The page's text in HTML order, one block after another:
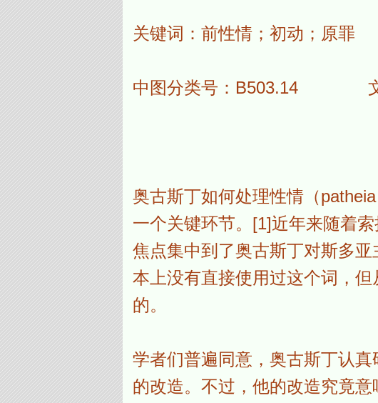
关键词：前性情；初动；原罪
中图分类号：B503.14 文
奥古斯丁如何处理性情（
一个关键环节。[1]近年来随着
焦点集中到了奥古斯丁对斯多亚
本上没有直接使用过这个词，
的。
学者们普遍同意，奥古斯丁认
的改造。不过，他的改造究竟